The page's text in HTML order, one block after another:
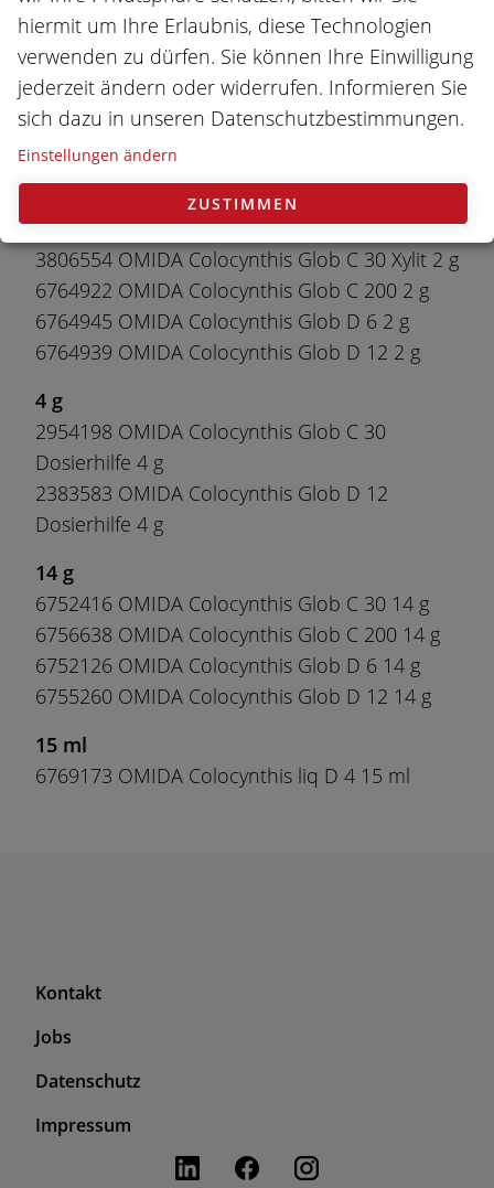
Erhältlich sind OMIDA Arzneimittel in
Apotheken und Drogerien.
Pharmacodes Colocynthis
2 g
4619771 OMIDA Colocynthis Glob C 30 2 g
3806554 OMIDA Colocynthis Glob C 30 Xylit 2 g
6764922 OMIDA Colocynthis Glob C 200 2 g
6764945 OMIDA Colocynthis Glob D 6 2 g
6764939 OMIDA Colocynthis Glob D 12 2 g
4 g
2954198 OMIDA Colocynthis Glob C 30
Dosierhilfe 4 g
2383583 OMIDA Colocynthis Glob D 12
Dosierhilfe 4 g
14 g
6752416 OMIDA Colocynthis Glob C 30 14 g
6756638 OMIDA Colocynthis Glob C 200 14 g
6752126 OMIDA Colocynthis Glob D 6 14 g
6755260 OMIDA Colocynthis Glob D 12 14 g
15 ml
6769173 OMIDA Colocynthis liq D 4 15 ml
F
o
t
r
Kontakt
Jobs
F
o
Datenschutz
Impressum
hiermit um Ihre Erlaubnis, diese Technologien
verwenden zu dürfen. Sie können Ihre Einwilligung
jederzeit ändern oder widerrufen. Informieren Sie
sich dazu in unseren Datenschutzbestimmungen.
Einstellungen ändern
ZUSTIMMEN